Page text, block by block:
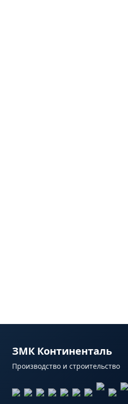
ЗМК Континенталь
Производство и строительство